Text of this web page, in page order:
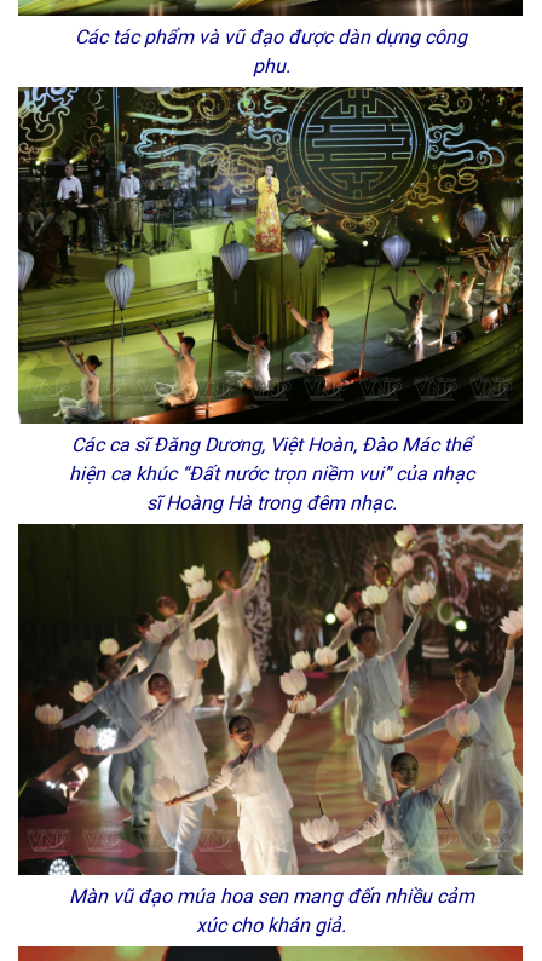
Các tác phẩm và vũ đạo được dàn dựng công
phu.
Các ca sĩ Đăng Dương, Việt Hoàn, Đào Mác thể
hiện ca khúc “Đất nước trọn niềm vui” của nhạc
sĩ Hoàng Hà trong đêm nhạc.
Màn vũ đạo múa hoa sen mang đến nhiều cảm
xúc cho khán giả.